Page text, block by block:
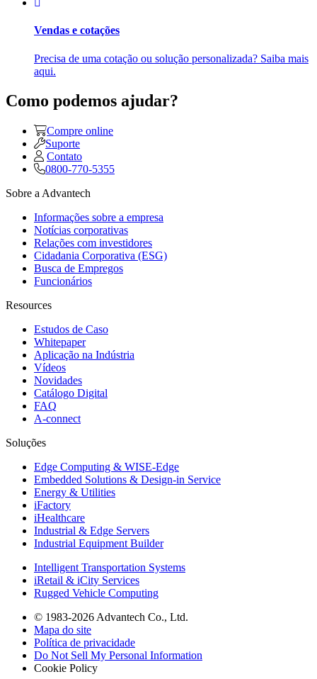
Vendas e cotações
Precisa de uma cotação ou solução personalizada? Saiba mais
aqui.
Como podemos ajudar?
Compre online
Suporte
Contato
0800-770-5355
Sobre a Advantech
Informações sobre a empresa
Notícias corporativas
Relações com investidores
Cidadania Corporativa (ESG)
Busca de Empregos
Funcionários
Resources
Estudos de Caso
Whitepaper
Aplicação na Indústria
Vídeos
Novidades
Catálogo Digital
FAQ
A-connect
Soluções
Edge Computing & WISE-Edge
Embedded Solutions & Design-in Service
Energy & Utilities
iFactory
iHealthcare
Industrial & Edge Servers
Industrial Equipment Builder
Intelligent Transportation Systems
iRetail & iCity Services
Rugged Vehicle Computing
© 1983-2026 Advantech Co., Ltd.
Mapa do site
Política de privacidade
Do Not Sell My Personal Information
Cookie Policy